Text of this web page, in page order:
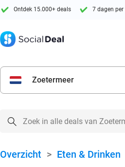
Ontdek 15.000+ deals 7 dagen
Zoetermeer
Overzicht > Eten & Drinken